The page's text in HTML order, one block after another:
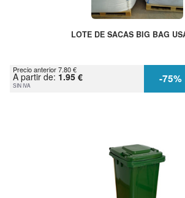
LOTE DE SACAS BIG BAG
Precio anterior 7.80 €
A partir de: 1.95 €
SIN IVA -75%